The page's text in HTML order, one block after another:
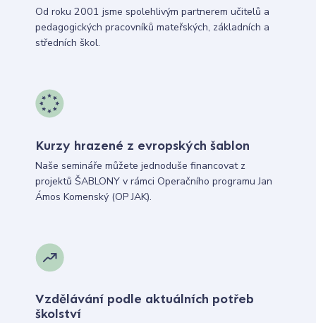
Od roku 2001 jsme spolehlivým partnerem učitelů a
pedagogických pracovníků mateřských, základních a
středních škol.
Kurzy hrazené z evropských šablon
Naše semináře můžete jednoduše financovat z
projektů ŠABLONY v rámci Operačního programu Jan
Ámos Komenský (OP JAK).
Vzdělávání podle aktuálních potřeb
školství